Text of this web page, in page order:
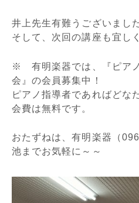
井上先生有難うございまし
そして、次回の講座も宜し
※ 有明楽器では、『ピア
会』の会員募集中！
ピアノ指導者であればどな
会費は無料です。
おたずねは、有明楽器（
池までお気軽に～～